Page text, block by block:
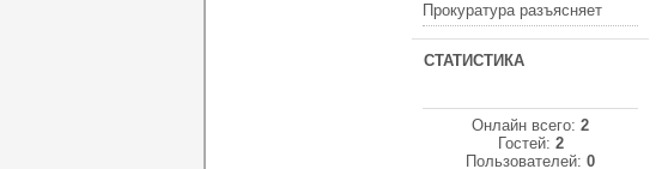
Прокуратура разъясняет
СТАТИСТИКА
Онлайн всего: 2
Гостей: 2
Пользователей: 0